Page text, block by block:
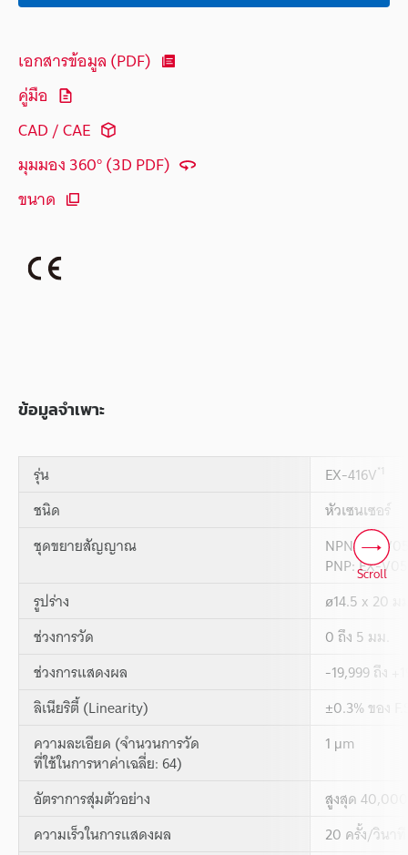
เอกสารข้อมูล (PDF)
คู่มือ
CAD / CAE
มุมมอง 360° (3D PDF)
ขนาด
ข้อมูลจำเพาะ
รุ่น EX-416V*1
ชนิด
หัวเซนเซอร์
ชุดขยายสัญญาณ
NPN: EX-
PNP: EX-
รูปร่าง
ø14.5 x 20
ช่วงการวัด
0 ถึง 5 มม.
ช่วงการแสดงผล
-19,999 ถึง
ลิเนียริตี้ (Linearity)
±0.3% ของ
ความละเอียด (จำนวนการวัด
ที่ใช้ในการหาค่าเฉลี่ย: 64)
1 μm
อัตราการสุ่มตัวอย่าง
สูงสุด
ความเร็วในการแสดงผล
20 ครั้ง/วินาที
Scroll